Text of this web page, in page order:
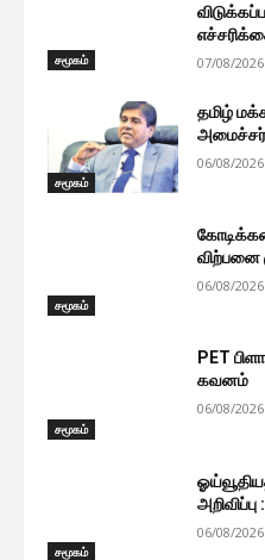
சமூகம் 07/08/2026
சமூகம்
தமிழ்
06/08/2026
சமூகம்
விற்பனை
06/08/2026
சமூகம்
PET
கவனம்
06/08/2026
சமூகம்
06/08/2026